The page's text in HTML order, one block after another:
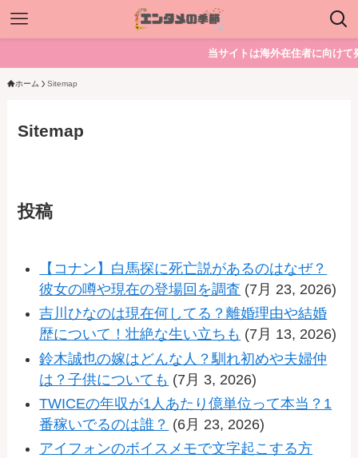
当サイトは海外在住者に向けて発
ホーム Sitemap
Sitemap
投稿
【コナン】白馬探に死亡説があるのはなぜ？
彼女の噂や現在の登場回を調査 (7月 23, 2026)
吉川ひなのは現在何してる？離婚理由や結婚
歴について！壮絶な生い立ちも (7月 13, 2026)
鈴木誠也の嫁はどんな人？馴れ初めや夫婦仲
は？子供についても (7月 3, 2026)
TWICEの年収が1人あたり億単位って本当？1
番稼いでるのは誰？ (6月 23, 2026)
アイフォンのボイスメモで文字起こする方